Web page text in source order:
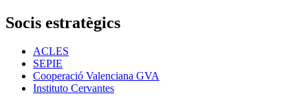
Socis estratègics
ACLES
SEPIE
Cooperació Valenciana GVA
Instituto Cervantes